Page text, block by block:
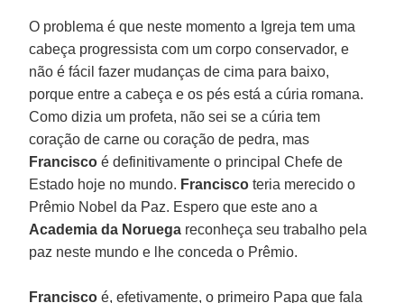
O problema é que neste momento a Igreja tem uma
cabeça progressista com um corpo conservador, e
não é fácil fazer mudanças de cima para baixo,
porque entre a cabeça e os pés está a cúria romana.
Como dizia um profeta, não sei se a cúria tem
coração de carne ou coração de pedra, mas
Francisco é definitivamente o principal Chefe de
Estado hoje no mundo. Francisco teria merecido o
Prêmio Nobel da Paz. Espero que este ano a
Academia da Noruega reconheça seu trabalho pela
paz neste mundo e lhe conceda o Prêmio.
Francisco é, efetivamente, o primeiro Papa que fala